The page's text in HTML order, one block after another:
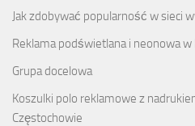
Jak zdobywać popularność w sieci
Reklama podświetlana i neonowa w
Grupa docelowa
Koszulki polo reklamowe z
Częstochowie